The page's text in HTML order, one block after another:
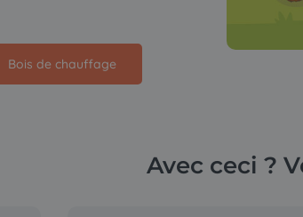
Bois de chauffage
Avec ceci ?